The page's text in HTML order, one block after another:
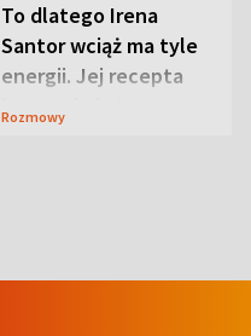
To dlatego Irena
Santor wciąż ma tyle
energii. Jej recepta
jest zaskakująco
Rozmowy